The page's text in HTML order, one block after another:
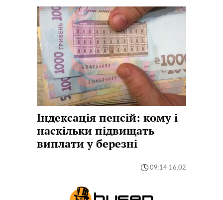
Індексація пенсій: кому і
наскільки підвищать
виплати у березні
09:14 16.02